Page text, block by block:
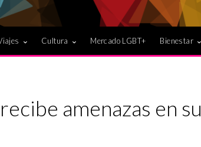
Cultura Mercado LGBT+ Bienestar
amenazas en su